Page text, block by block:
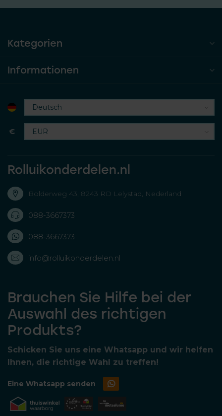
Kategorien
Informationen
€
Rolluikonderdelen.nl
Bolderweg 43, 8243 RD Lelystad, Nederland
088-3667373
088-3667373
info@rolluikonderdelen.nl
Brauchen Sie Hilfe bei der
Auswahl des richtigen
Produkts?
Schicken Sie uns eine Whatsapp und wir helfen
Ihnen, die richtige Wahl zu treffen!
Eine Whatsapp senden